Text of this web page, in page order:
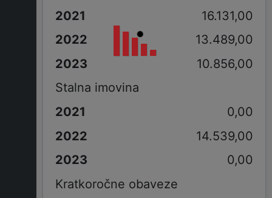
16.131,00
13.489,00
10.856,00
Stalna imovina
0,00
14.539,00
0,00
Kratkoročne obaveze